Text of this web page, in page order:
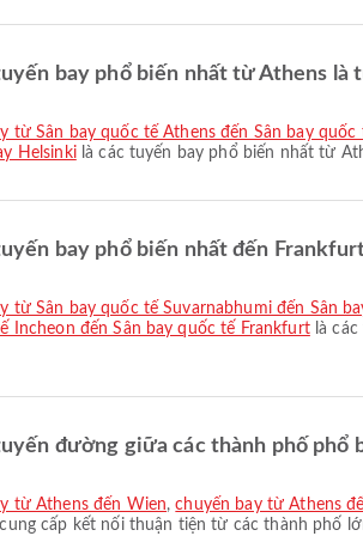
bay phổ biến nhất từ Athens là
từ Sân bay quốc tế Athens đến Sân bay quốc
Helsinkilà các tuyến bay phổ biến nhất từ
bay phổ biến nhất đến
từ Sân bay quốc tế Suvarnabhumi đến Sân
Incheon đến Sân bay quốc tế Frankfurtlà các
đường giữa các thành phố phổ
từ Athens đến Wien,chuyến bay từ Athens
cấp kết nối thuận tiện từ các thành phố